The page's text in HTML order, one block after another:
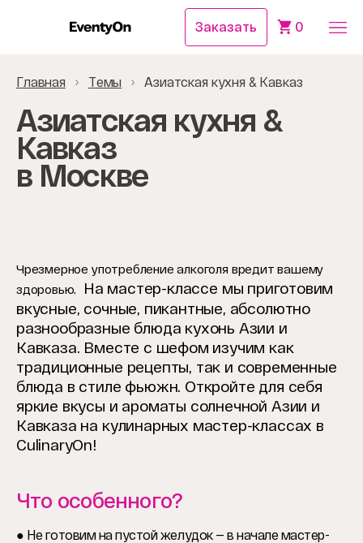
Заказать 0
Главная Темы Азиатская кухня & Кавказ
Азиатская кухня &
Кавказ
в Москве
Чрезмерное употребление алкоголя вредит вашему
здоровью.
На мастер-классе мы приготовим
вкусные, сочные, пикантные, абсолютно
разнообразные блюда кухонь Азии и
Кавказа. Вместе с шефом изучим как
традиционные рецепты, так и современные
блюда в стиле фьюжн. Откройте для себя
яркие вкусы и ароматы солнечной Азии и
Кавказа на кулинарных мастер-классах в
CulinaryOn!
Что особенного?
● Не готовим на пустой желудок — в начале мастер-